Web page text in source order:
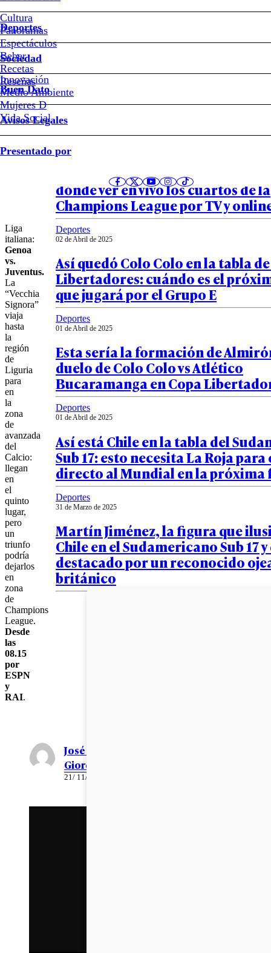
Cultura
Panoramas
Espectáculos
Beber
Recetas
Reseñas
Deportes
Sociedad
Innovación
Medio Ambiente
Mujeres D
Vida Social
Buen Dato
Avisos Legales
Presentado por
#fútbol
italiano
Los
imperdibles
del
domingo
Liga
italiana:
Genoa
vs.
Juventus.
La
“Vecchia
Signora”
viaja
hasta
la
región
de
Liguria
para
en
la
zona
de
avanzada
del
Calcio:
llegan
en
el
quinto
lugar,
pero
un
triunfo
podría
dejarlos
en
zona
de
Champions
League.
Desde
las
08.15
por
ESPN
y
RAI.
José Antonio
Giordano
21/ 11/ 2010
Notas relacionadas
07 de Abril de 2025
Arsenal vs Real Madrid y más: a
dónde ver en vivo los cuartos de la
Champions League por TV y
Deportes
02 de Abril de 2025
Así quedó Colo Colo en la tabla
Libertadores: cuándo es el
que jugará por el Grupo E
Deportes
01 de Abril de 2025
Esta sería la formación de
duelo de Colo Colo vs Atlético
Bucaramanga en Copa
Deportes
01 de Abril de 2025
Así está Chile en la tabla del
Sub 17: esto necesita La Roja
directo al Mundial en la próxima
Deportes
31 de Marzo de 2025
Martín Jiménez, la figura que
Chile en el Sudamericano Sub 17
destacado por un reconocido
británico